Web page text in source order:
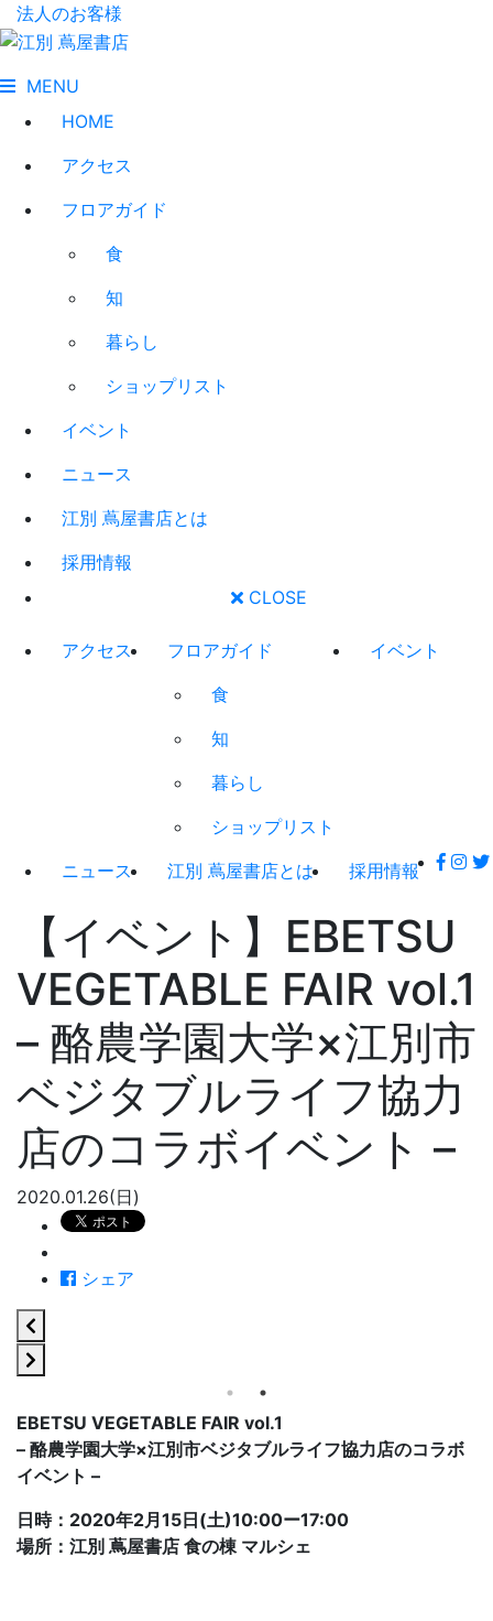
法人のお客様
MENU
HOME
アクセス
フロアガイド
食
知
暮らし
ショップリスト
イベント
ニュース
江別 蔦屋書店とは
採用情報
CLOSE
アクセス
フロアガイド
食
知
暮らし
ショップリスト
イベント
ニュース 江別 蔦屋書店とは 採用情報
【イベント】EBETSU
VEGETABLE FAIR vol.1
– 酪農学園大学×江別市
ベジタブルライフ協力
店のコラボイベント –
2020.01.26(日)
シェア
EBETSU VEGETABLE FAIR vol.1
– 酪農学園大学×江別市ベジタブルライフ協力店のコラボ
イベント –
日時：2020年2月15日(土)10:00ー17:00
場所：江別 蔦屋書店 食の棟 マルシェ